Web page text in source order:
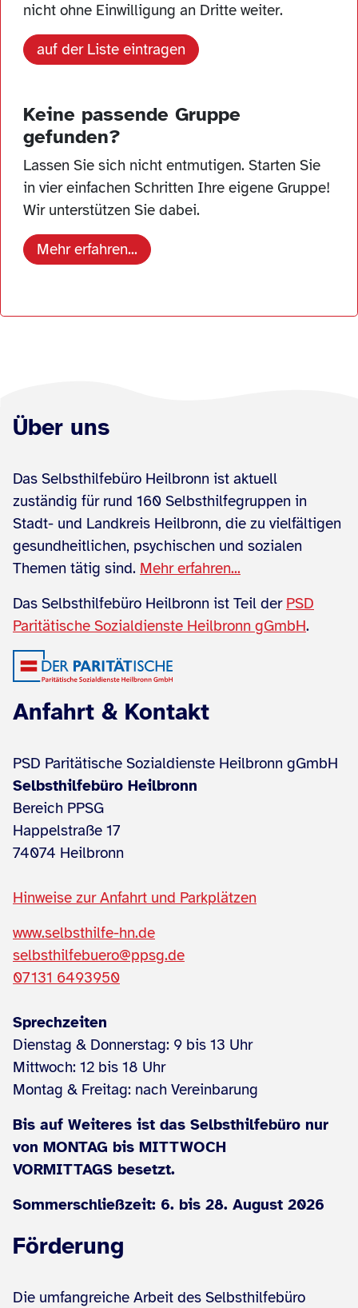
nicht ohne Einwilligung an Dritte weiter.
auf der Liste eintragen
Keine passende Gruppe
gefunden?
Lassen Sie sich nicht entmutigen. Starten Sie
in vier einfachen Schritten Ihre eigene Gruppe!
Wir unterstützen Sie dabei.
Mehr erfahren...
Über uns
Das Selbsthilfebüro Heilbronn ist aktuell
zuständig für rund 160 Selbsthilfegruppen in
Stadt- und Landkreis Heilbronn, die zu vielfältigen
gesundheitlichen, psychischen und sozialen
Themen tätig sind. Mehr erfahren...
Das Selbsthilfebüro Heilbronn ist Teil der PSD
Paritätische Sozialdienste Heilbronn gGmbH.
Anfahrt & Kontakt
PSD Paritätische Sozialdienste Heilbronn gGmbH
Selbsthilfebüro Heilbronn
Bereich PPSG
Happelstraße 17
74074 Heilbronn
Hinweise zur Anfahrt und Parkplätzen
www.selbsthilfe-hn.de
selbsthilfebuero@ppsg.de
07131 6493950
Sprechzeiten
Dienstag & Donnerstag: 9 bis 13 Uhr
Mittwoch: 12 bis 18 Uhr
Montag & Freitag: nach Vereinbarung
Bis auf Weiteres ist das Selbsthilfebüro nur
von MONTAG bis MITTWOCH
VORMITTAGS besetzt.
Sommerschließzeit: 6. bis 28. August 2026
Förderung
Die umfangreiche Arbeit des Selbsthilfebüro